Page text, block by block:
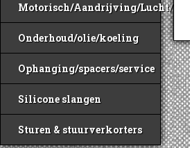
Motorisch/Aandrijving/Lucht/
Onderhoud/olie/koeling
Ophanging/spacers/service
Silicone slangen
Sturen & stuurverkorters